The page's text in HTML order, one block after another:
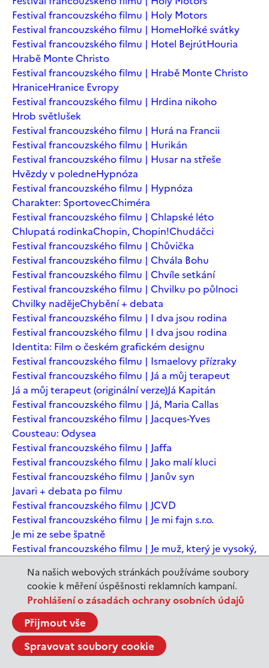
Na našich webových stránkách používáme soubory
cookie k měření úspěšnosti reklamních kampaní.
Prohlášení o zásadách ochrany osobních údajů
Přijmout vše
Spravovat soubory cookie
Festival francouzského filmu | Holy Motors
Festival francouzského filmu | HomeHořké svátky
Festival francouzského filmu | Hotel BejrútHouria
Hrabě Monte Christo
Festival francouzského filmu | Hrabě Monte Christo
HraniceHranice Evropy
Festival francouzského filmu | Hrdina nikoho
Hrob světlušek
Festival francouzského filmu | Hurá na Francii
Festival francouzského filmu | Hurikán
Festival francouzského filmu | Husar na střeše
Hvězdy v poledneHypnóza
Festival francouzského filmu | Hypnóza
Charakter: SportovecChiméra
Festival francouzského filmu | Chlapské léto
Chlupatá rodinkaChopin, Chopin!Chudáčci
Festival francouzského filmu | Chůvička
Festival francouzského filmu | Chvála Bohu
Festival francouzského filmu | Chvíle setkání
Festival francouzského filmu | Chvilku po půlnoci
Chvilky nadějeChybění + debata
Festival francouzského filmu | I dva jsou rodina
Festival francouzského filmu | I dva jsou rodina
Identita: Film o českém grafickém designu
Festival francouzského filmu | Ismaelovy přízraky
Festival francouzského filmu | Já a můj terapeut
Já a můj terapeut (originální verze)Já Kapitán
Festival francouzského filmu | Já, Maria Callas
Festival francouzského filmu | Jacques-Yves
Cousteau: Odysea
Festival francouzského filmu | Jaffa
Festival francouzského filmu | Jako malí kluci
Festival francouzského filmu | Janův syn
Javari + debata po filmu
Festival francouzského filmu | JCVD
Festival francouzského filmu | Je mi fajn s.r.o.
Je mi ze sebe špatně
Festival francouzského filmu | Je muž, který je vysoký,
Chomským
Festival francouzského filmu | Je to jen konec světa
Festival francouzského filmu | Je to jen konec světa
Festival francouzského filmu | Jeanne du Barry -
Králova milenka
Jeanne du Barry – Králova milenka